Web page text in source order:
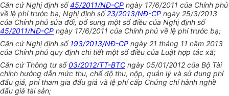
Căn cứ Nghị định số45/2011/NĐ-CP ngày 17/6/2011 của Chính phủ
về lệ phí trước bạ; Nghị định số23/2013/NĐ-CP ngày 25/3/2013
của Chính phủ sửa đổi, bổ sung một số điều của Nghị định số
45/2011/NĐ-CP ngày 17/6/2011 của Chính phủ về lệ phí trước bạ;
Căn cứ Nghị định số193/2013/NĐ-CP ngày 21 tháng 11 năm 2013
của Chính phủ quy định chi tiết một số điều của Luật hợp tác xã;
Căn cứ Thông tư số03/2012/TT-BTC ngày 05/01/2012 của Bộ Tài
chính hướng dẫn mức thu, chế độ thu, nộp, quản lý và sử dụng phí
đấu giá, phí tham gia đấu giá và lệ phí cấp Chứng chỉ hành nghề
đấu giá tài sản;